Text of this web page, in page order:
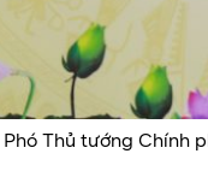
Phó Thủ tướng Chính